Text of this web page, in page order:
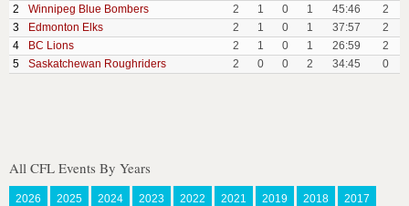
2
Winnipeg Blue Bombers 2 1 0 1 45:46
2
3
Edmonton Elks 2 1 0 1 37:57
2
4
BC Lions 2 1 0 1 26:59
2
5
Saskatchewan Roughriders 2 0 0 2 34:45 0
All CFL Events By Years
2026 2025 2024 2023 2022 2021 2019 2018 2017